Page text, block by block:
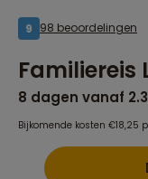
9 98 beoordelingen
Familiereis
8 dagen vanaf
Bijkomende kosten €18,25